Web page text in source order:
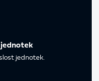
jednotek.